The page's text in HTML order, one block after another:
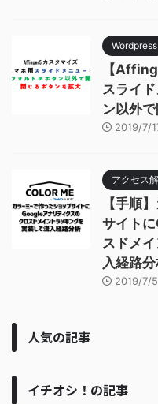
Wordpress
【
スライ
ン以外
2019/7/
アクセス
【手順
サイト
スドメ
入経路
2019/7/5
人気の記事
イチオシ！の記事